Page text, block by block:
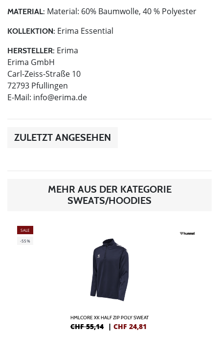
MATERIAL: Material: 60% Baumwolle, 40 % Polyester
KOLLEKTION: Erima Essential
HERSTELLER: Erima
Erima GmbH
Carl-Zeiss-Straße 10
72793 Pfullingen
E-Mail: info@erima.de
ZULETZT ANGESEHEN
MEHR AUS DER KATEGORIE
SWEATS/HOODIES
SALE
-55%
HMLCORE XK HALF ZIP POLY SWEAT
CHF 55,14 | CHF 24,81